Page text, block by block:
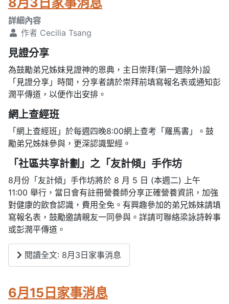
詳細內容
作者 Cecilia Tsang
見證分享
為鼓勵弟兄姊妹見證神的恩典，主日崇拜(第一週除外)設
「見證分享」時間，分享者請於崇拜前填寫報名表或通知彭
潤平傳道，以便作出安排。
網上查經班
「網上查經班」於每週四晚8:00網上查考「羅馬書」。鼓
勵弟兄姊妹參與，更深認識聖經。
「社區共享計劃」之「友計傾」手作坊
8月份「友計傾」手作坊將於 8 月 5 日 (本週二) 上午
11:00 舉行，當日會有註冊營養師分享正確營養資訊，加強
對健康的飲食認識，費用全免。有興趣參加的弟兄姊妹請填
寫報名表，鼓勵邀請親友一同參與。詳請可聯絡梁詠詩幹事
或彭潤平傳道。
閱讀全文: 8月3日家事消息
6月15日家事消息